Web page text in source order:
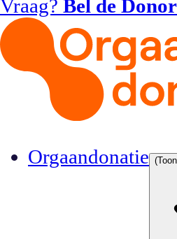
Vraag? Bel de
Orgaandonatie